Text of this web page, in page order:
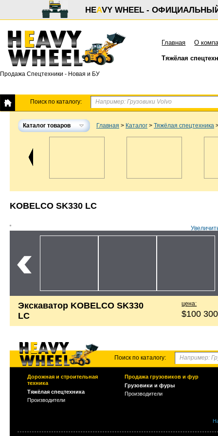
HEAVY WHEEL -
Продажа Спецтехники - Новая и БУ
Главная О
Тяжёлая
Поиск по каталогу:
Каталог товаров Главная > Каталог > Тяжёлая спецтехника
KOBELCO SK330 LC
Экскаватор KOBELCO SK330
LC
цена:
$100 300
Поиск по каталогу:
Дорожная и строительная
техника
Тяжёлая спецтехника
Производители
Продажа грузовиков и фур
Грузовики и фуры
Производители